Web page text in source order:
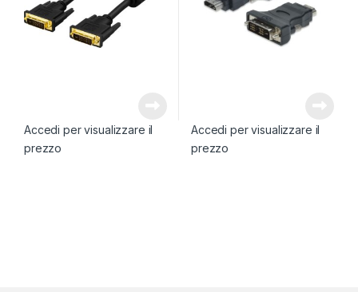
Accedi per visualizzare il
prezzo
Accedi per visualizzare il
prezzo